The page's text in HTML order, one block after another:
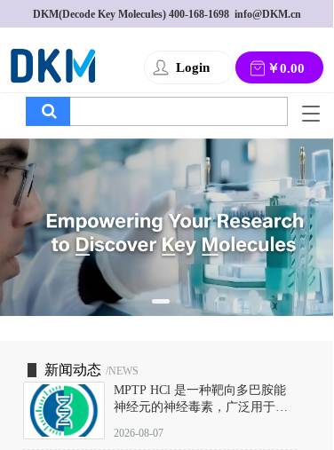
DKM(Decode Key Molecules) 400-168-1698
  info@DKM.cn
Login ￥0.00
T
g
l
e
n
a
v
i
g
a
新闻动态 /NEWS
MPTP HCl 是一种靶向多巴胺能
神经元的神经毒素，广泛用于构
以盐酸盐形式存在，可触发线粒
2026-08-07